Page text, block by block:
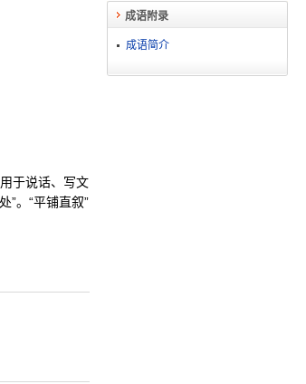
于说话、写文
”。“平铺直叙”
成语附录
成语简介